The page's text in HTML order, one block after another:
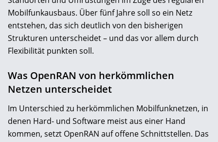
Mobilfunkausbaus. Über fünf Jahre soll so ein Netz
entstehen, das sich deutlich von den bisherigen
Strukturen unterscheidet – und das vor allem durch
Flexibilität punkten soll.
Was OpenRAN von herkömmlichen
Netzen unterscheidet
Im Unterschied zu herkömmlichen Mobilfunknetzen, in
denen Hard- und Software meist aus einer Hand
kommen, setzt OpenRAN auf offene Schnittstellen. Das